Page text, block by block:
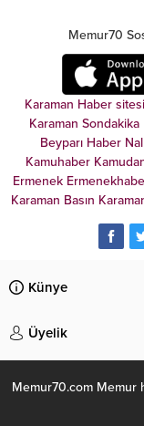
Memur70
Karaman Haber sitesi
Karaman Sondakika
Beyparı Haber
Kamuhaber
Ermenek
Karaman Basın
Künye
Üyelik
Memur70.com Memur